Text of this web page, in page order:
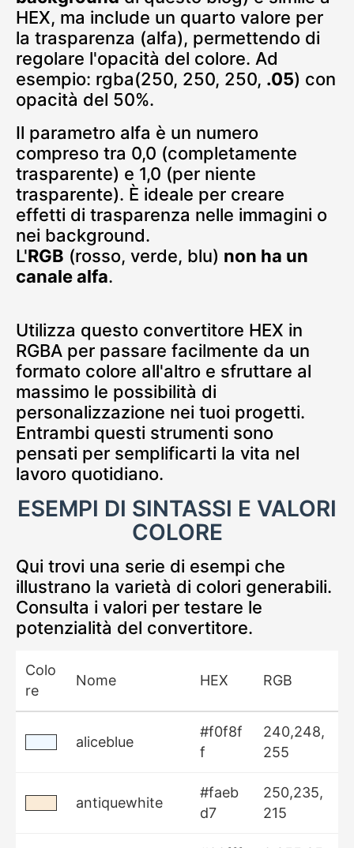
HEX, ma include un quarto valore per
la trasparenza (alfa), permettendo di
regolare l'opacità del colore. Ad
esempio: rgba(250, 250, 250, .05) con
opacità del 50%.
Il parametro alfa è un numero
compreso tra 0,0 (completamente
trasparente) e 1,0 (per niente
trasparente). È ideale per creare
effetti di trasparenza nelle immagini o
nei background.
L'RGB (rosso, verde, blu) non ha un
canale alfa.
Utilizza questo convertitore HEX in
RGBA per passare facilmente da un
formato colore all'altro e sfruttare al
massimo le possibilità di
personalizzazione nei tuoi progetti.
Entrambi questi strumenti sono
pensati per semplificarti la vita nel
lavoro quotidiano.
ESEMPI DI SINTASSI E VALORI
COLORE
Qui trovi una serie di esempi che
illustrano la varietà di colori generabili.
Consulta i valori per testare le
potenzialità del convertitore.
Colo
re
Nome HEX RGB
aliceblue
#f0f8f
f
240,248,
255
antiquewhite
#faeb
d7
250,235,
215